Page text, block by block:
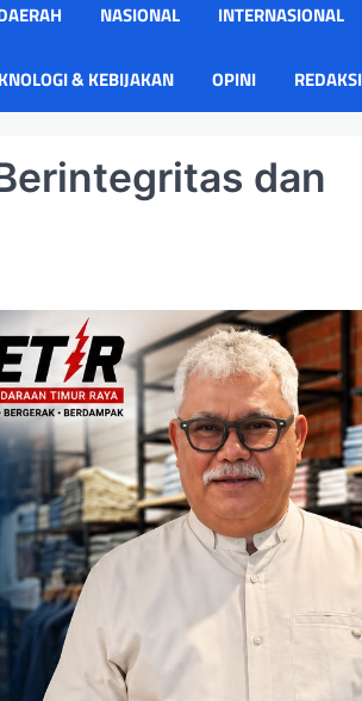
NASIONAL INTERNASIONAL
& KEBIJAKAN OPINI REDAKSI
dan